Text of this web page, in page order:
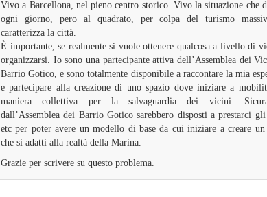
Vivo a Barcellona, nel pieno centro storico. Vivo la situazione che
ogni giorno, pero al quadrato, per colpa del turismo
caratterizza la città.
È importante, se realmente si vuole ottenere qualcosa a livello di
organizzarsi. Io sono una partecipante attiva dell’Assemblea dei
Barrio Gotico, e sono totalmente disponibile a raccontare la mia
e partecipare alla creazione di uno spazio dove iniziare a
maniera collettiva per la salvaguardia dei vicini.
dall’Assemblea dei Barrio Gotico sarebbero disposti a prestarci
etc per poter avere un modello di base da cui iniziare a creare un
che si adatti alla realtà della Marina.
Grazie per scrivere su questo problema.